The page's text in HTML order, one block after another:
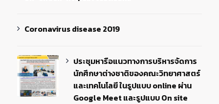
Coronavirus disease 2019
ประชุมหารือแนวทางการบริหารจัดการ
นักศึกษาต่างชาติของคณะวิทยาศาสตร์
และเทคโนโลยี ในรูปแบบ online ผ่าน
Google Meet และรูปแบบ On site